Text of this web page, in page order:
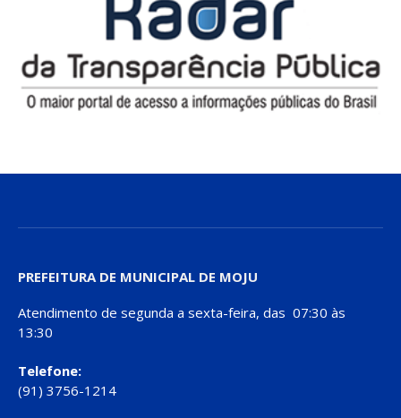
PREFEITURA DE MUNICIPAL DE MOJU
Atendimento de segunda a sexta-feira, das 07:30 às
13:30
Telefone:
(91) 3756-1214